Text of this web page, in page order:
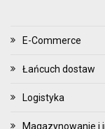
E-Commerce
Łańcuch dostaw
Logistyka
Magazynowanie i